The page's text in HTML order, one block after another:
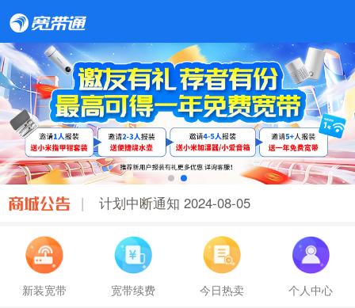
| 计划中断通知 2024-08-05
新装宽带 宽带续费 今日热卖 个人中心